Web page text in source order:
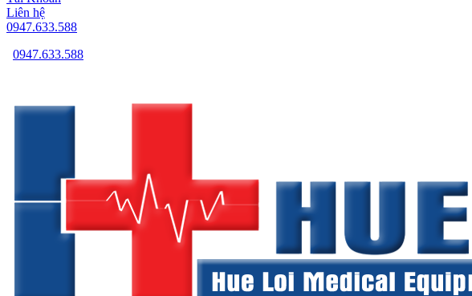
Liên hệ
0947.633.588
0947.633.588